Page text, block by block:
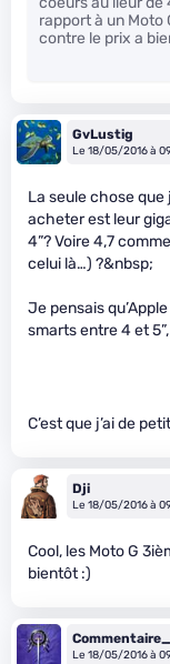
rapport à un Moto
contre le prix a
GvLustig
Le 18/05/2016 à
La seule chose
acheter est leur
4”? Voire 4,7
celui là…) ?&nbsp;
Je pensais
smarts entre 4 et
C’est que j’ai de
Dji
Le 18/05/2016 à
Cool, les Moto G
bientôt :)
Le 18/05/2016 à